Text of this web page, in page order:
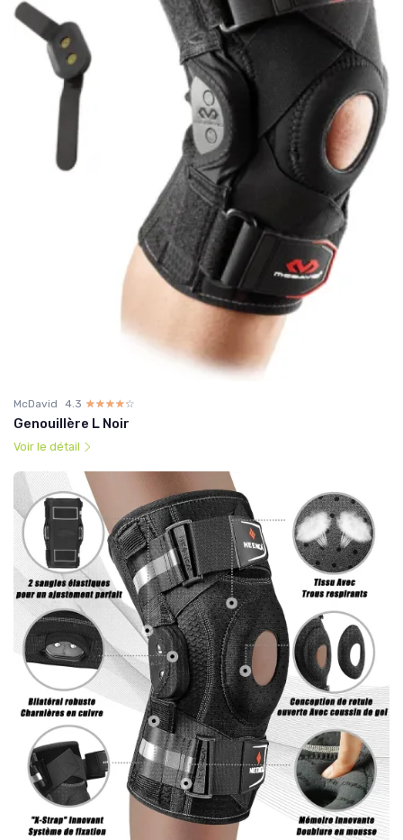
McDavid 4.3 ☆☆☆☆☆
★★★★★
Genouillère L Noir
Voir le détail